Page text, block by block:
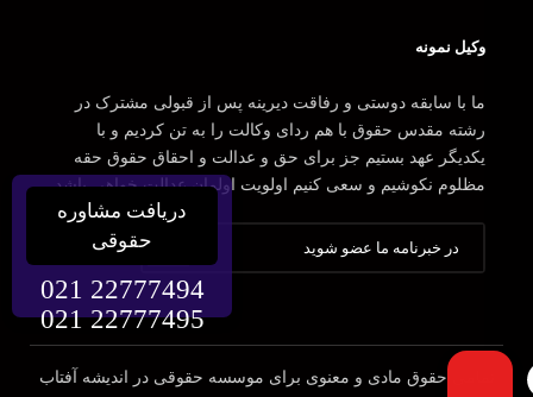
وکیل نمونه
ما با سابقه دوستی و رفاقت دیرینه پس از قبولی مشترک در
رشته مقدس حقوق با هم ردای وکالت را به تن کردیم و با
یکدیگر عهد بستیم جز برای حق و عدالت و احقاق حقوق حقه
مظلوم نکوشیم و سعی کنیم اولویت اولمان عدالت خواهی باشد.
تمامی حقوق مادی و معنوی برای موسسه حقوقی در اندیشه آفتاب
دریافت مشاوره
حقوقی
021 22777494
021 22777495